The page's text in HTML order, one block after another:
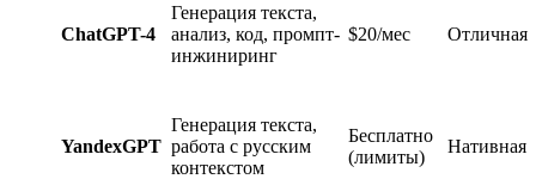
ChatGPT-4
Генерация текста,
анализ, код, промпт-
инжиниринг
$20/мес Отличная
YandexGPT
Генерация текста,
работа с русским
контекстом
Бесплатно
(лимиты)
Нативная